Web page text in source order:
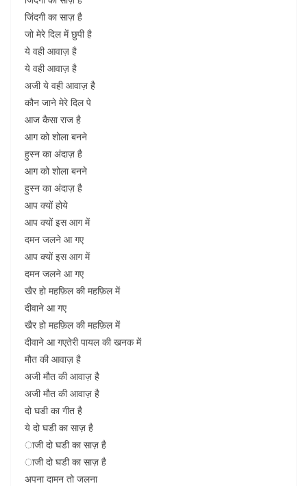
जिंदगी का साज़ है
जो मेरे दिल में छुपी है
ये वही आवाज़ है
ये वही आवाज़ है
अजी ये वही आवाज़ है
कौन जाने मेरे दिल पे
आज कैसा राज है
आग को शोला बनने
हुस्न का अंदाज़ है
आग को शोला बनने
हुस्न का अंदाज़ है
आप क्यों होये
आप क्यों इस आग में
दमन जलने आ गए
आप क्यों इस आग में
दमन जलने आ गए
खैर हो महफ़िल की महफ़िल में
दीवाने आ गए
खैर हो महफ़िल की महफ़िल में
दीवाने आ गएतेरी पायल की खनक में
मौत की आवाज़ है
अजी मौत की आवाज़ है
अजी मौत की आवाज़ है
दो घडी का गीत है
ये दो घडी का साज़ है
ाजी दो घडी का साज़ है
ाजी दो घडी का साज़ है
अपना दामन तो जलना